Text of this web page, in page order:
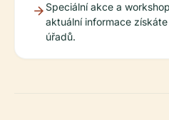
Speciální akce a
aktuální informace
úřadů.